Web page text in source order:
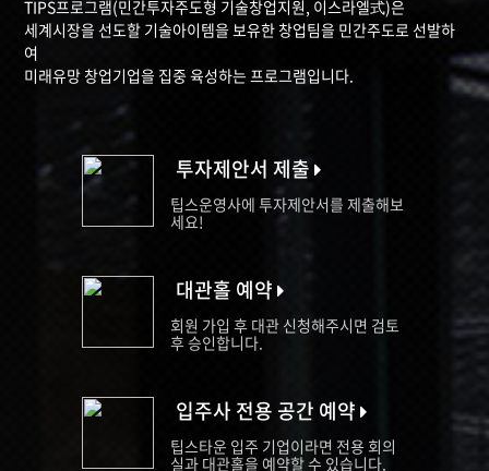
TIPS프로그램(민간투자주도형 기술창업지원, 이스라엘式)은
세계시장을 선도할 기술아이템을 보유한 창업팀을 민간주도로 선발하
여
미래유망 창업기업을 집중 육성하는 프로그램입니다.
투자제안서 제출
팁스운영사에 투자제안서를 제출해보
세요!
대관홀 예약
회원 가입 후 대관 신청해주시면 검토
후 승인합니다.
입주사 전용 공간 예약
팁스타운 입주 기업이라면 전용 회의
실과 대관홀을 예약할 수 있습니다.